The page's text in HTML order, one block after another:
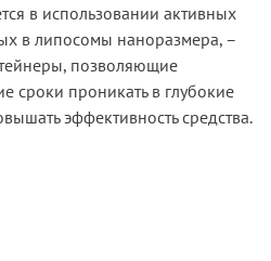
в использовании активных
в липосомы наноразмера, –
позволяющие
сроки проникать в глубокие
эффективность средства.